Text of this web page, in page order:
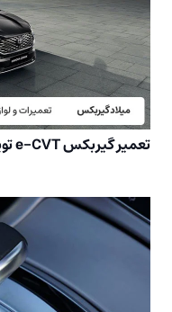
تعمیر گیربکس e-CVT تویوتا